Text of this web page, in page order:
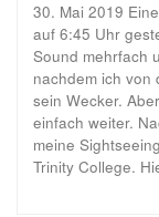
30. Mai 2019
auf 6:45 Uhr
Sound mehrfach
nachdem ich von
sein Wecker.
einfach weiter.
meine
Trinity College.